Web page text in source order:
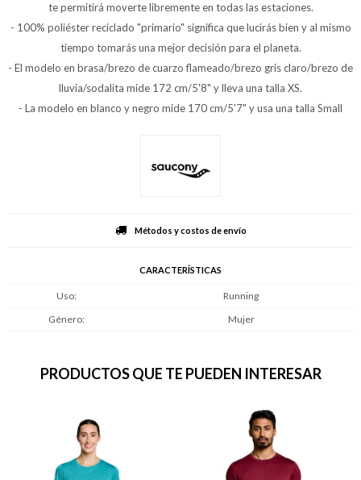
te permitirá moverte libremente en todas las estaciones.
- 100% poliéster reciclado "primario" significa que lucirás bien y al mismo
tiempo tomarás una mejor decisión para el planeta.
- El modelo en brasa/brezo de cuarzo flameado/brezo gris claro/brezo de
lluvia/sodalita mide 172 cm/5'8" y lleva una talla XS.
- La modelo en blanco y negro mide 170 cm/5'7" y usa una talla Small
Métodos y costos de envío
CARACTERÍSTICAS
Uso
Running
Género
Mujer
PRODUCTOS QUE TE PUEDEN INTERESAR